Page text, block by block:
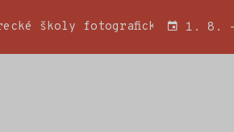
školy fotografické a 1. 8.